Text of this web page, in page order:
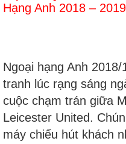
Hạng Anh 2018 – 2019
Ngoại hạng Anh
tranh lúc rạng sáng
cuộc chạm trán giữa
Leicester United.
máy chiếu hút khách